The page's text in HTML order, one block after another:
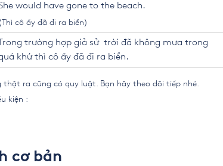
would have gone to the beach.
(Thì cô ấy đã đi ra biển)
trường hợp giả sử trời đã không mưa trong
khứ thì cô ấy đã đi ra biển.
ra cũng có quy luật. Bạn hãy theo dõi tiếp nhé.
kiện :
cơ bản